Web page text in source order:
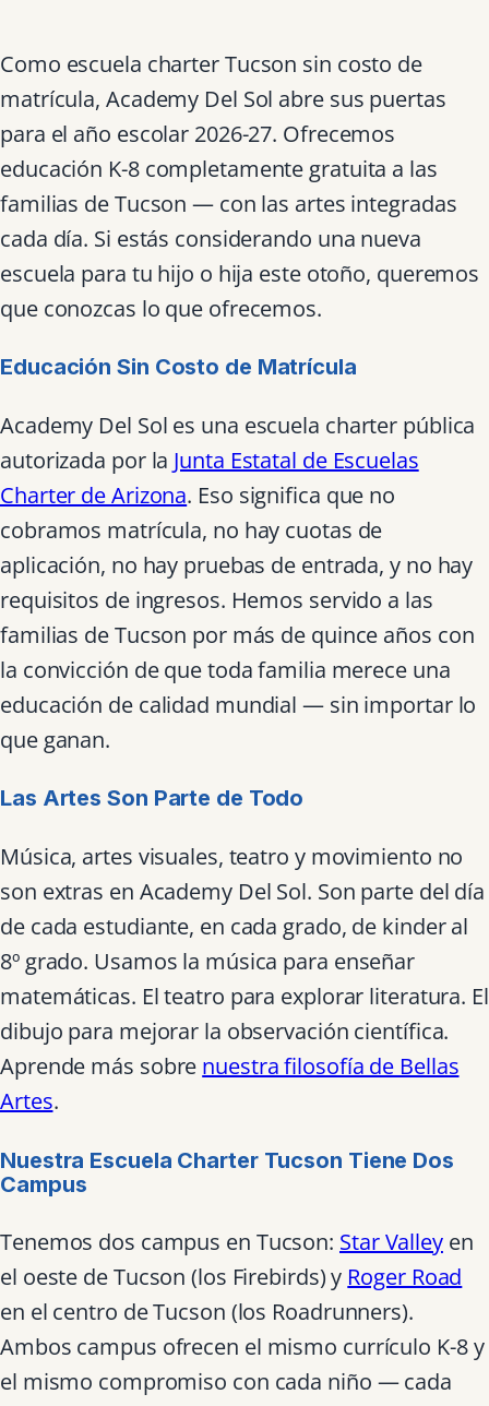
Como escuela charter Tucson sin costo de
matrícula, Academy Del Sol abre sus puertas
para el año escolar 2026-27. Ofrecemos
educación K-8 completamente gratuita a las
familias de Tucson — con las artes integradas
cada día. Si estás considerando una nueva
escuela para tu hijo o hija este otoño, queremos
que conozcas lo que ofrecemos.
Educación Sin Costo de Matrícula
Academy Del Sol es una escuela charter pública
autorizada por la Junta Estatal de Escuelas
Charter de Arizona. Eso significa que no
cobramos matrícula, no hay cuotas de
aplicación, no hay pruebas de entrada, y no hay
requisitos de ingresos. Hemos servido a las
familias de Tucson por más de quince años con
la convicción de que toda familia merece una
educación de calidad mundial — sin importar lo
que ganan.
Las Artes Son Parte de Todo
Música, artes visuales, teatro y movimiento no
son extras en Academy Del Sol. Son parte del día
de cada estudiante, en cada grado, de kinder al
8º grado. Usamos la música para enseñar
matemáticas. El teatro para explorar literatura. El
dibujo para mejorar la observación científica.
Aprende más sobre nuestra filosofía de Bellas
Artes.
Nuestra Escuela Charter Tucson Tiene Dos
Campus
Tenemos dos campus en Tucson: Star Valleyen
el oeste de Tucson (los Firebirds) y Roger Road
en el centro de Tucson (los Roadrunners).
Ambos campus ofrecen el mismo currículo K-8 y
el mismo compromiso con cada niño — cada